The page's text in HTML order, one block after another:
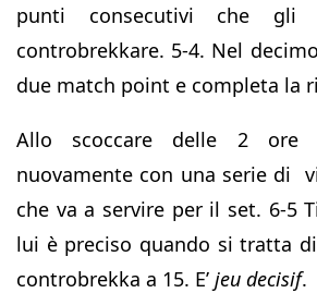
punti consecutivi che gli
controbrekkare. 5-4. Nel
due match point e completa la
Allo scoccare delle 2 ore
nuovamente con una serie di
che va a servire per il set. 6-5
lui è preciso quando si tratta
controbrekka a 15. E’ jeu decisif.